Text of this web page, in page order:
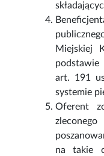
Miejskiej
podstawie
art. 191
systemie
Oferent
na takie